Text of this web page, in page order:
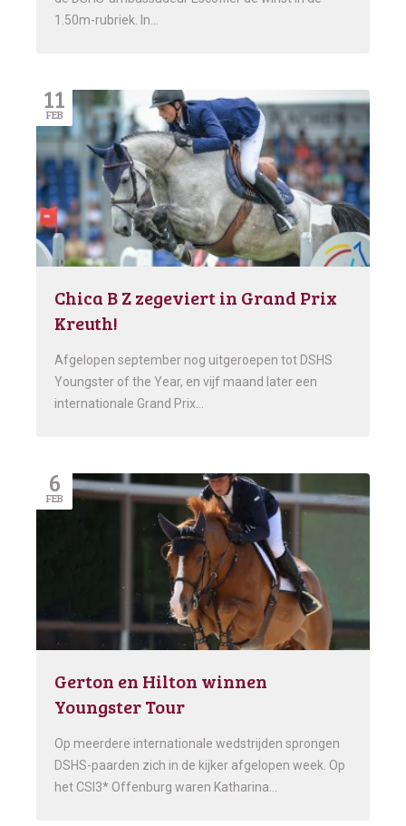
1.50m-rubriek. In…
11
FEB
Chica B Z zegeviert in Grand Prix
Kreuth!
Afgelopen september nog uitgeroepen tot DSHS
Youngster of the Year, en vijf maand later een
internationale Grand Prix…
6
FEB
Gerton en Hilton winnen
Youngster Tour
Op meerdere internationale wedstrijden sprongen
DSHS-paarden zich in de kijker afgelopen week. Op
het CSI3* Offenburg waren Katharina…